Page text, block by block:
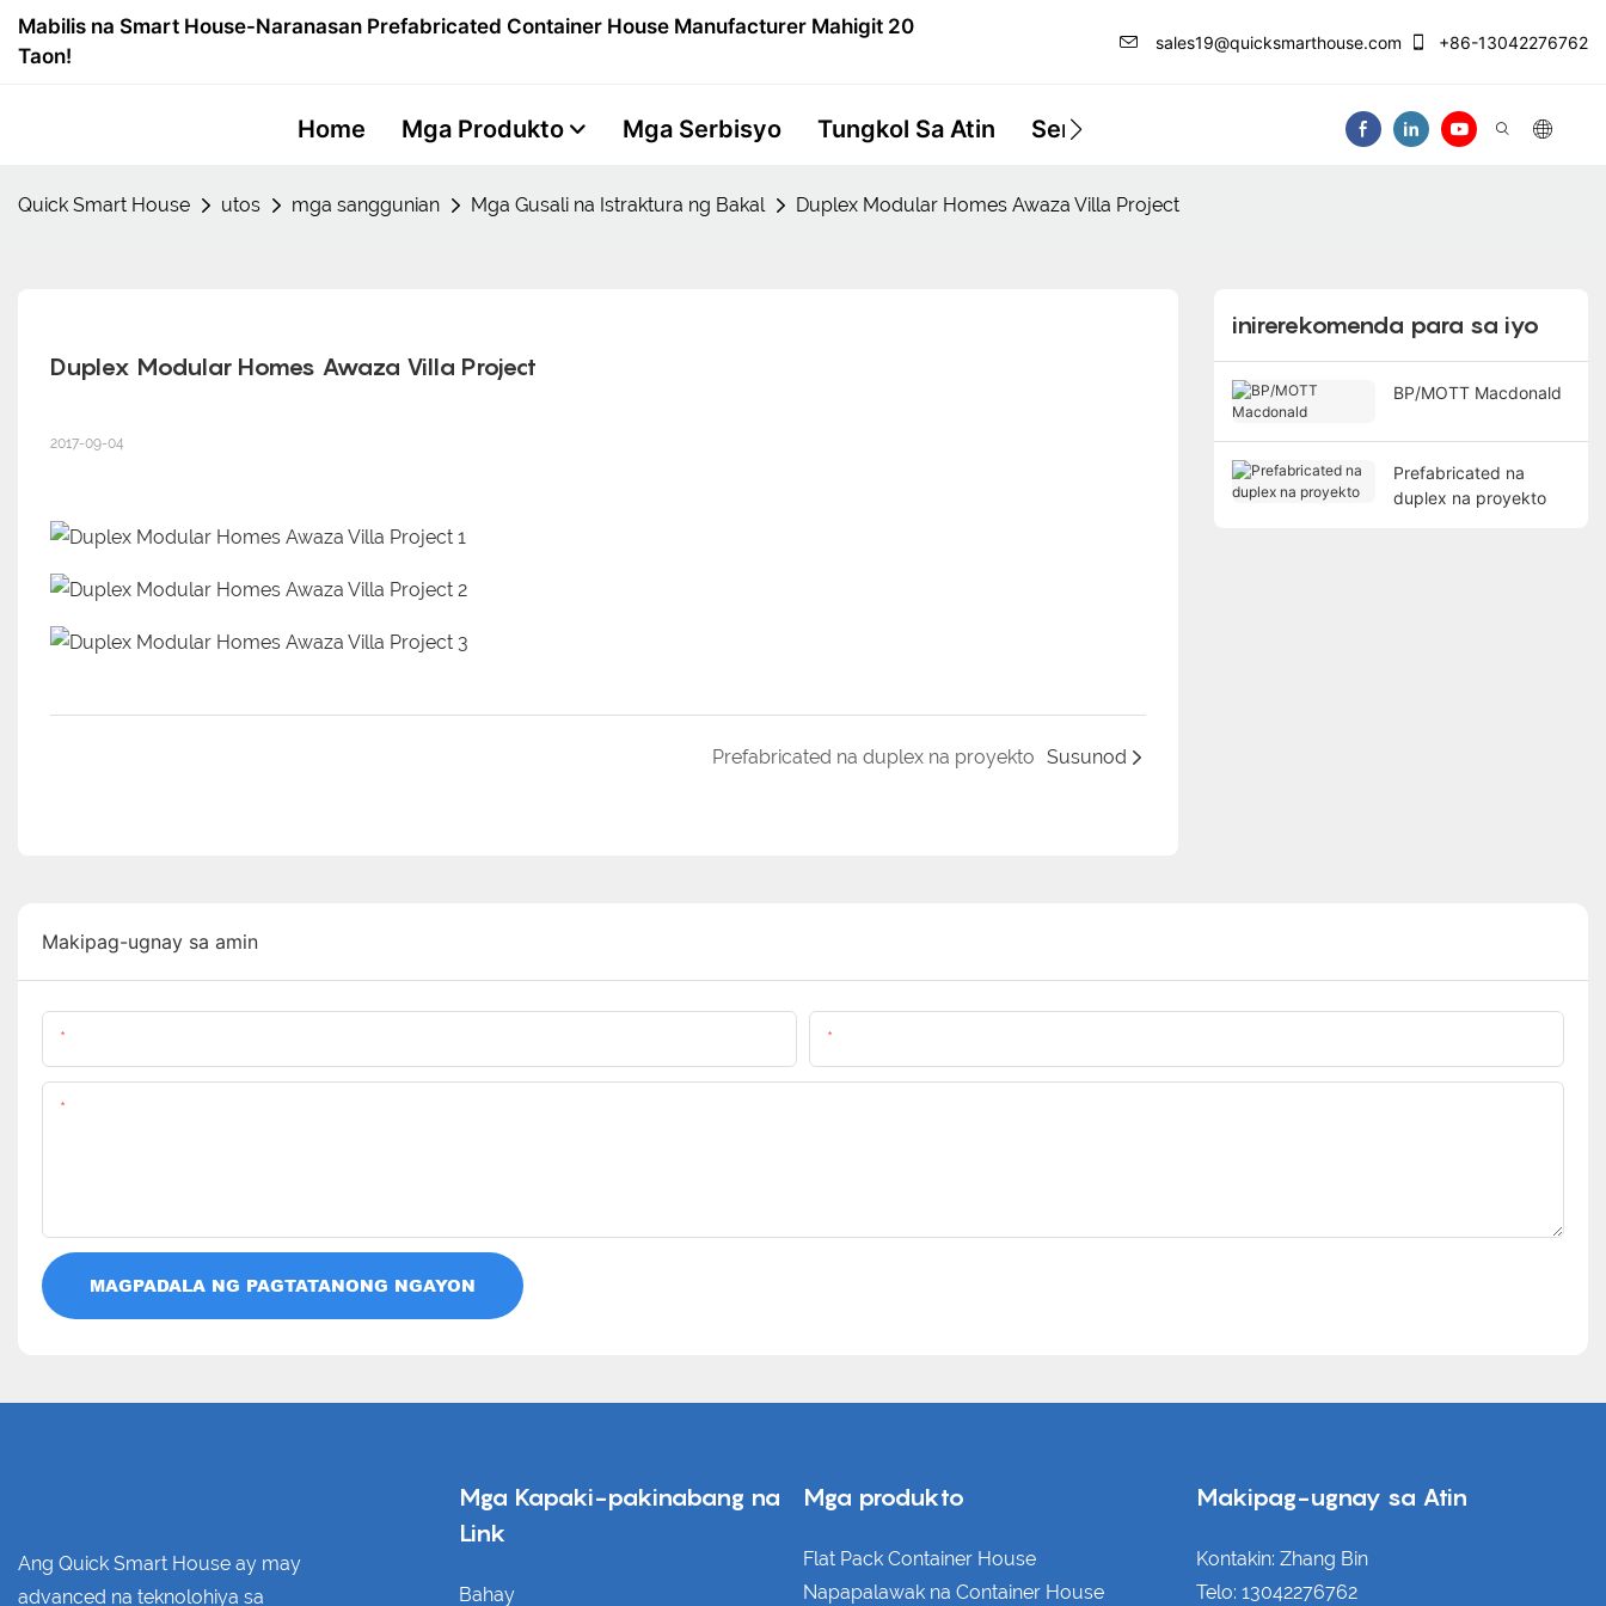
Mabilis na Smart House-Naranasan Prefabricated Container House Manufacturer Mahigit 20
Taon!
sales19@quicksmarthouse.com +86-13042276762
Home Mga Produkto Mga Serbisyo Tungkol Sa Atin Sentro Ng Impormasyon Makipag-Ugnay Sa
Quick Smart House utos mga sanggunian Mga Gusali na Istraktura ng Bakal Duplex Modular Homes Awaza Villa Project
Duplex Modular Homes Awaza Villa Project
2017-09-04
Prefabricated na duplex na proyekto Susunod
inirerekomenda para sa iyo
BP/MOTT Macdonald
Prefabricated na
duplex na proyekto
Makipag-ugnay sa amin
MAGPADALA NG PAGTATANONG NGAYON
Ang Quick Smart House ay may
advanced na teknolohiya sa
Mga Kapaki-pakinabang na
Link
Bahay
Mga produkto
Flat Pack Container House
Napapalawak na Container House
Makipag-ugnay sa Atin
Kontakin: Zhang Bin
Telo: 13042276762